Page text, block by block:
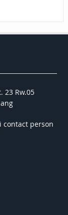
23 Rw.05
contact person